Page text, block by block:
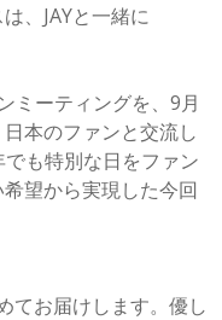
、JAYと一緒に
ミーティングを、9月
本のファンと交流し
も特別な日をファン
望から実現した今回
てお届けします。優し